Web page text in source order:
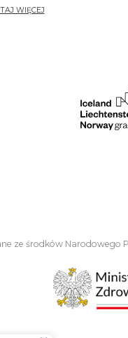
WIĘCEJ
ze środków Narodowego